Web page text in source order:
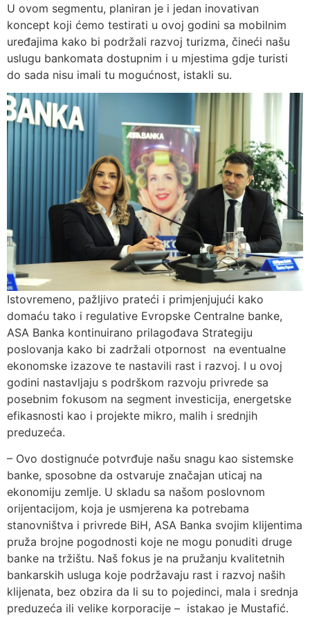
U ovom segmentu, planiran je i jedan inovativan
koncept koji ćemo testirati u ovoj godini sa mobilnim
uređajima kako bi podržali razvoj turizma, čineći našu
uslugu bankomata dostupnim i u mjestima gdje turisti
do sada nisu imali tu mogućnost, istakli su.
Istovremeno, pažljivo prateći i primjenjujući kako
domaću tako i regulative Evropske Centralne banke,
ASA Banka kontinuirano prilagođava Strategiju
poslovanja kako bi zadržali otpornost na eventualne
ekonomske izazove te nastavili rast i razvoj. I u ovoj
godini nastavljaju s podrškom razvoju privrede sa
posebnim fokusom na segment investicija, energetske
efikasnosti kao i projekte mikro, malih i srednjih
preduzeća.
– Ovo dostignuće potvrđuje našu snagu kao sistemske
banke, sposobne da ostvaruje značajan uticaj na
ekonomiju zemlje. U skladu sa našom poslovnom
orijentacijom, koja je usmjerena ka potrebama
stanovništva i privrede BiH, ASA Banka svojim klijentima
pruža brojne pogodnosti koje ne mogu ponuditi druge
banke na tržištu. Naš fokus je na pružanju kvalitetnih
bankarskih usluga koje podržavaju rast i razvoj naših
klijenata, bez obzira da li su to pojedinci, mala i srednja
preduzeća ili velike korporacije – istakao je Mustafić.